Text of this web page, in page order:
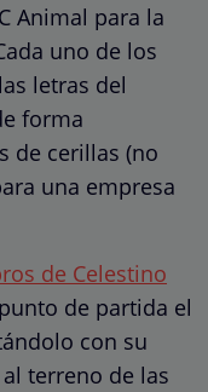
Animal para la
uno de los
letras del
forma
de cerillas (no
una empresa
de Celestino
de partida el
con su
terreno de las